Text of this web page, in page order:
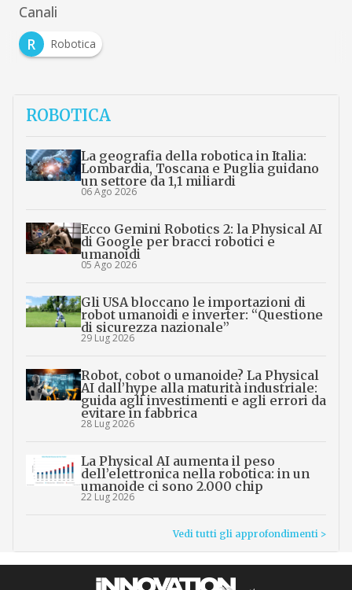
Canali
R
Robotica
ROBOTICA
La geografia della robotica in Italia:
Lombardia, Toscana e Puglia guidano
un settore da 1,1 miliardi
06 Ago 2026
Ecco Gemini Robotics 2: la Physical AI
di Google per bracci robotici e
umanoidi
05 Ago 2026
Gli USA bloccano le importazioni di
robot umanoidi e inverter: “Questione
di sicurezza nazionale”
29 Lug 2026
Robot, cobot o umanoide? La Physical
AI dall’hype alla maturità industriale:
guida agli investimenti e agli errori da
evitare in fabbrica
28 Lug 2026
La Physical AI aumenta il peso
dell’elettronica nella robotica: in un
umanoide ci sono 2.000 chip
22 Lug 2026
Vedi tutti gli approfondimenti >